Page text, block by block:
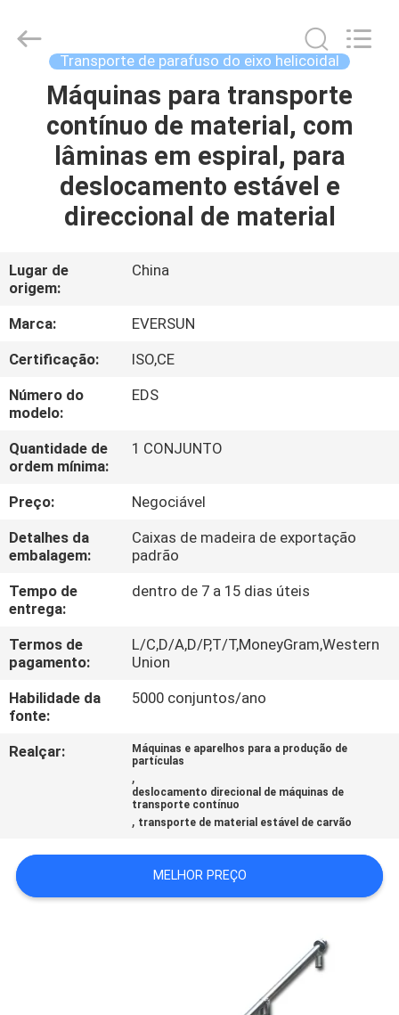
CASA
PRODUTOS
SHOW
RV
SOBRE
NÓS
EXCURSÃO
DA
FÁBRICA
CONTROLE
DA
QUALIDADE
CONTACTE-
NOS
UMAS
SITEMAP
POLÍTICA
(Henan)
Transporte de parafuso do eixo helicoidal
Máquinas para transporte
contínuo de material, com
lâminas em espiral, para
deslocamento estável e
direccional de material
Lugar de
origem:
China
Marca:
EVERSUN
Certificação:
ISO,CE
Número do
modelo:
EDS
Quantidade de
ordem mínima:
1 CONJUNTO
Preço:
Negociável
Detalhes da
embalagem:
Caixas de madeira de exportação
padrão
Tempo de
entrega:
dentro de 7 a 15 dias úteis
Termos de
pagamento:
L/C,D/A,D/P,T/T,MoneyGram,Western
Union
Habilidade da
fonte:
5000 conjuntos/ano
Realçar:
Máquinas e aparelhos para a produção de
partículas
,
deslocamento direcional de máquinas de
transporte contínuo
, transporte de material estável de carvão
MELHOR PREÇO